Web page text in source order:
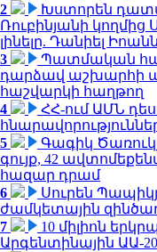
2
Խստորեն
Ռուբինյանի կողմից
լինելը. Դանիել
3
Պատմական
դարձավ աշխարհի
հաշվարկի հաղթող
4
ՀՀ-ում ԱՄՆ
5
Գագիկ
գույք, 42
հազար դրամ
6
Սուրեն
ժամկետային
7
10 միլիոն
Արգենտինային ԱԱ-